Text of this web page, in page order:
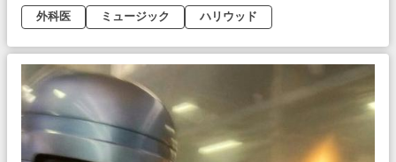
外科医
ミュージック ハリウッド